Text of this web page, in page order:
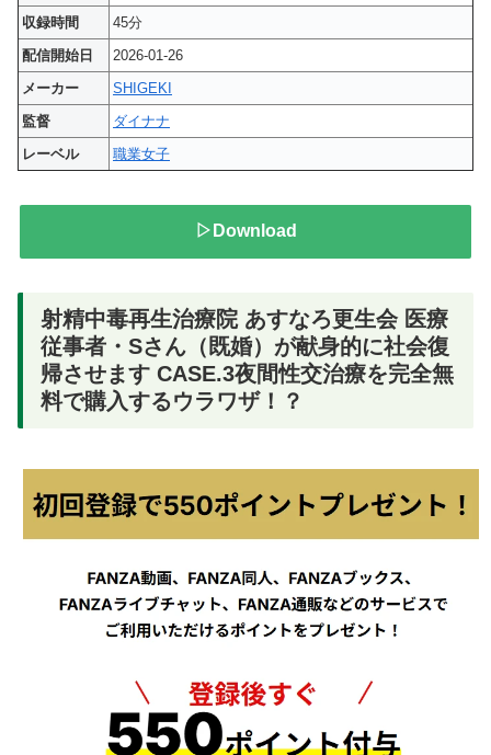
収録時間
45分
配信開始日
2026-01-26
メーカー
SHIGEKI
監督
ダイナナ
レーベル
職業女子
▷Download
射精中毒再生治療院 あすなろ更生会 医療
従事者・Sさん（既婚）が献身的に社会復
帰させます CASE.3夜間性交治療を完全無
料で購入するウラワザ！？